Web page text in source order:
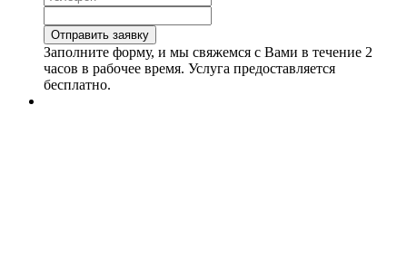
Заполните форму, и мы свяжемся с Вами в течение 2
часов в рабочее время. Услуга предоставляется
бесплатно.